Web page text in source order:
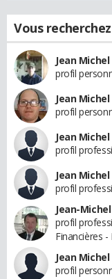
Vous
Jean Michel
profil
Jean Michel
profil
Jean Michel
profil
Jean Michel
profil
Jean-Michel
profil
Financières
Jean Michel
profil